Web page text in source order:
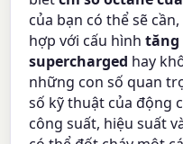
của bạn có thể sẽ
hợp với cấu hìnhtăng
supercharged hay
những con số quan
số kỹ thuật của động
công suất, hiệu suất